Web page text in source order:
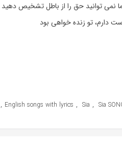
نمی توانید حق را از باطل تشخیص دهید
دارم، تو زنده خواهی بود
English songs with lyrics , Sia , Sia
,